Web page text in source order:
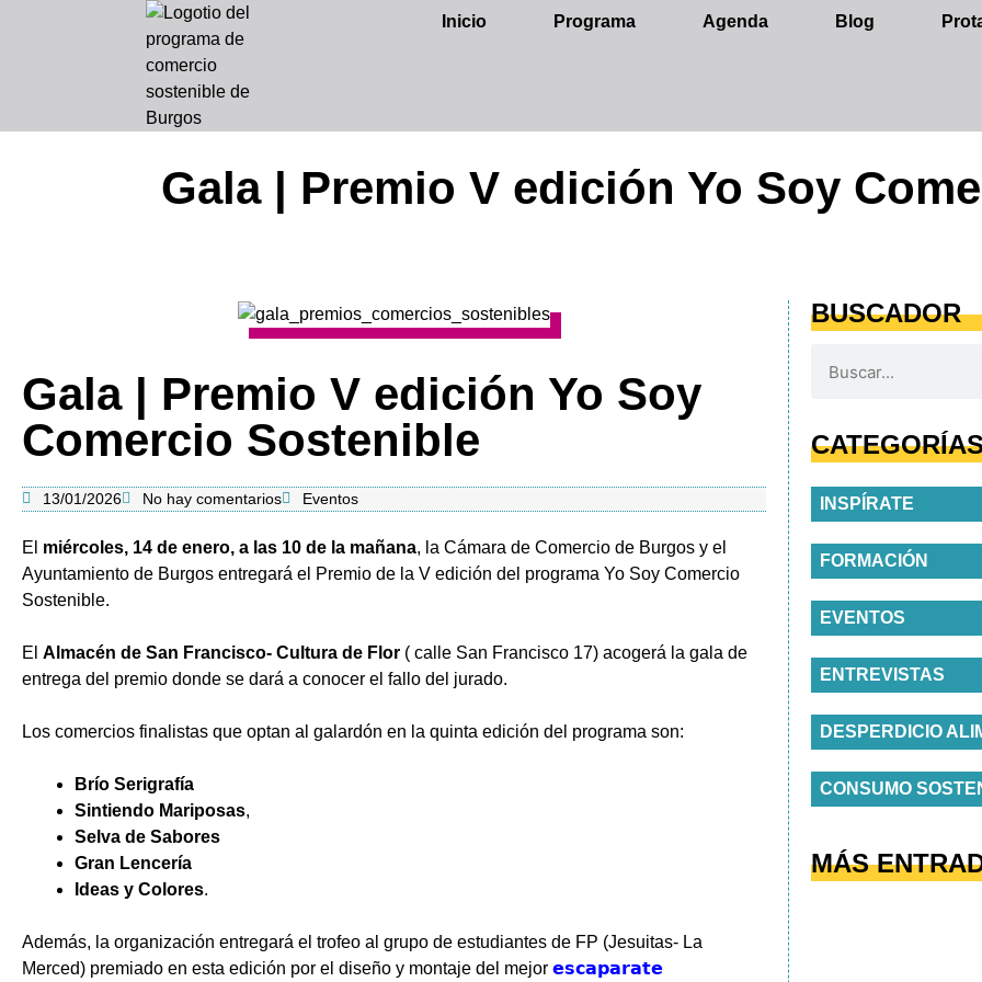
Inicio Programa Agenda Blog
Gala | Premio V edición Yo Soy
Gala | Premio V edición Yo Soy
Comercio Sostenible
13/01/2026 No hay comentarios Eventos
El miércoles, 14 de enero, a las 10 de la mañana, la Cámara de Comercio de Burgos y el
Ayuntamiento de Burgos entregará el Premio de la V edición del programa Yo Soy Comercio
Sostenible.
El Almacén de San Francisco- Cultura de Flor ( calle San Francisco 17) acogerá la gala de
entrega del premio donde se dará a conocer el fallo del jurado.
Los comercios finalistas que optan al galardón en la quinta edición del programa son:
Brío Serigrafía
Sintiendo Mariposas,
Selva de Sabores
Gran Lencería
Ideas y Colores.
Además, la organización entregará el trofeo al grupo de estudiantes de FP (Jesuitas- La
Merced) premiado en esta edición por el diseño y montaje del mejor 𝗲𝘀𝗰𝗮𝗽𝗮𝗿𝗮𝘁𝗲
BUSCADOR
INSPÍRATE
FORMACIÓN
EVENTOS
ENTREVISTAS
DESPERDICIO
CONSUMO
MÁS